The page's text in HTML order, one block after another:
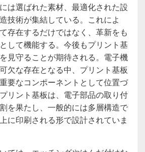
は選ばれた素材、最適化された設
技術が集結している。これによ
存在するだけではなく、革新をも
して機能する。今後もプリント基
見守ることが期待される。電子機
欠な存在となる中、プリント基板
要なコンポーネントとして位置づ
リント基板は、電子部品の取り付
を果たし、一般的には多層構造で
に印刷される形で設計されていま